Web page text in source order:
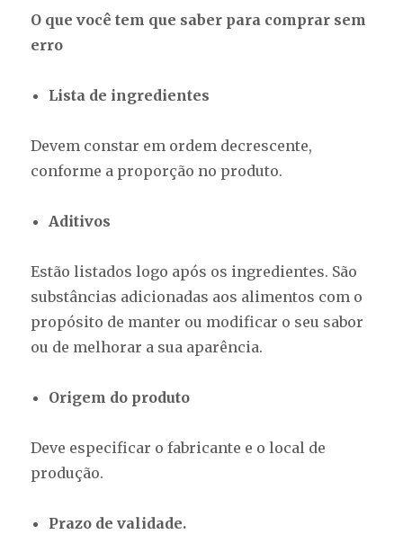
O que você tem que saber para comprar sem
erro
Lista de ingredientes
Devem constar em ordem decrescente,
conforme a proporção no produto.
Aditivos
Estão listados logo após os ingredientes. São
substâncias adicionadas aos alimentos com o
propósito de manter ou modificar o seu sabor
ou de melhorar a sua aparência.
Origem do produto
Deve especificar o fabricante e o local de
produção.
Prazo de validade.